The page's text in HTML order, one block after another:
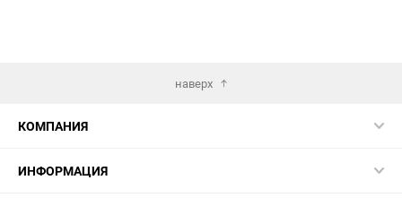
наверх
КОМПАНИЯ
ИНФОРМАЦИЯ